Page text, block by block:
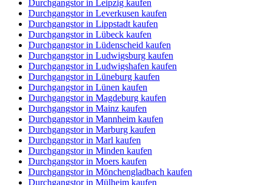
Durchgangstor in Leipzig kaufen
Durchgangstor in Leverkusen kaufen
Durchgangstor in Lippstadt kaufen
Durchgangstor in Lübeck kaufen
Durchgangstor in Lüdenscheid kaufen
Durchgangstor in Ludwigsburg kaufen
Durchgangstor in Ludwigshafen kaufen
Durchgangstor in Lüneburg kaufen
Durchgangstor in Lünen kaufen
Durchgangstor in Magdeburg kaufen
Durchgangstor in Mainz kaufen
Durchgangstor in Mannheim kaufen
Durchgangstor in Marburg kaufen
Durchgangstor in Marl kaufen
Durchgangstor in Minden kaufen
Durchgangstor in Moers kaufen
Durchgangstor in Mönchengladbach kaufen
Durchgangstor in Mülheim kaufen